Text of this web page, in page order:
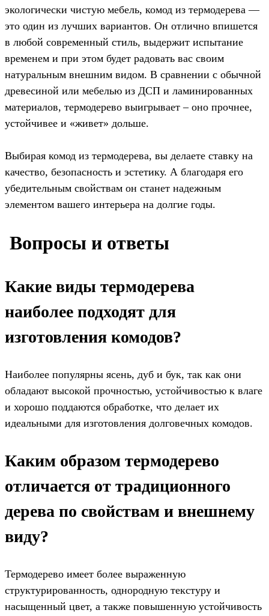
экологически чистую мебель, комод из термодерева —
это один из лучших вариантов. Он отлично впишется
в любой современный стиль, выдержит испытание
временем и при этом будет радовать вас своим
натуральным внешним видом. В сравнении с обычной
древесиной или мебелью из ДСП и ламинированных
материалов, термодерево выигрывает – оно прочнее,
устойчивее и «живет» дольше.
Выбирая комод из термодерева, вы делаете ставку на
качество, безопасность и эстетику. А благодаря его
убедительным свойствам он станет надежным
элементом вашего интерьера на долгие годы.
️ Вопросы и ответы
Какие виды термодерева
наиболее подходят для
изготовления комодов?
Наиболее популярны ясень, дуб и бук, так как они
обладают высокой прочностью, устойчивостью к влаге
и хорошо поддаются обработке, что делает их
идеальными для изготовления долговечных комодов.
Каким образом термодерево
отличается от традиционного
дерева по свойствам и внешнему
виду?
Термодерево имеет более выраженную
структурированность, однородную текстуру и
насыщенный цвет, а также повышенную устойчивость